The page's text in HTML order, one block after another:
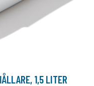
1,5 LITER